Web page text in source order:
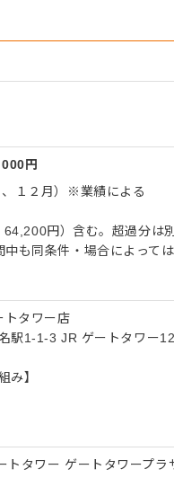
円
１２月）※業績による
円）含む。超過分は
も同条件・場合によっては
トタワー店
駅1-1-3 JR ゲートタワー
み】
トタワー ゲートタワープラ